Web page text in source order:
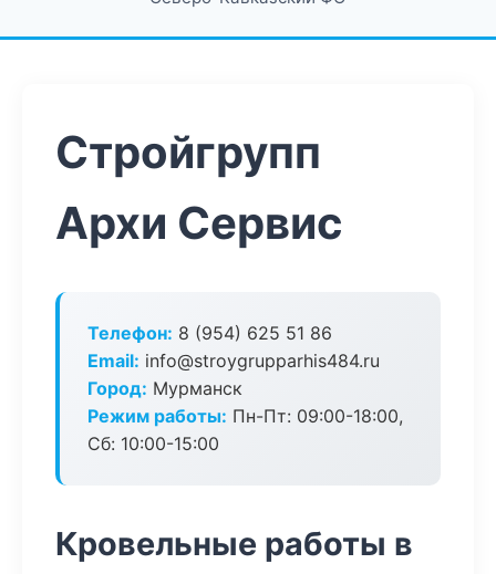
Стройгрупп
Архи Сервис
Телефон: 8 (954) 625 51 86
Email: info@stroygrupparhis484.ru
Город: Мурманск
Режим работы: Пн-Пт: 09:00-18:00,
Сб: 10:00-15:00
Кровельные работы в